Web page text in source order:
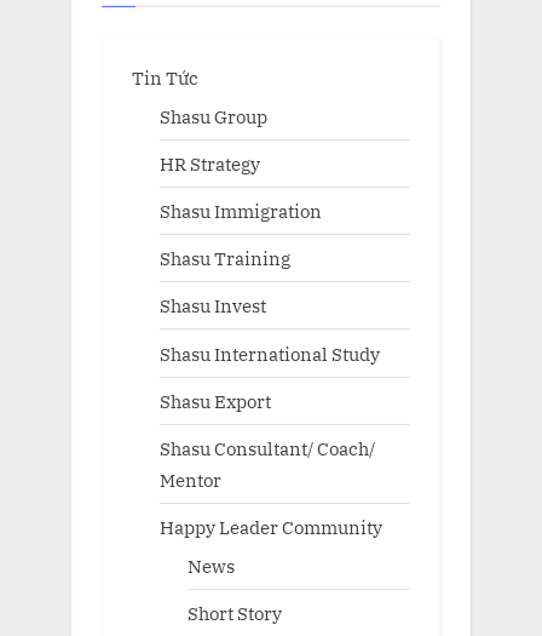
Tin Tức
Shasu Group
HR Strategy
Shasu Immigration
Shasu Training
Shasu Invest
Shasu International Study
Shasu Export
Shasu Consultant/ Coach/
Mentor
Happy Leader Community
News
Short Story